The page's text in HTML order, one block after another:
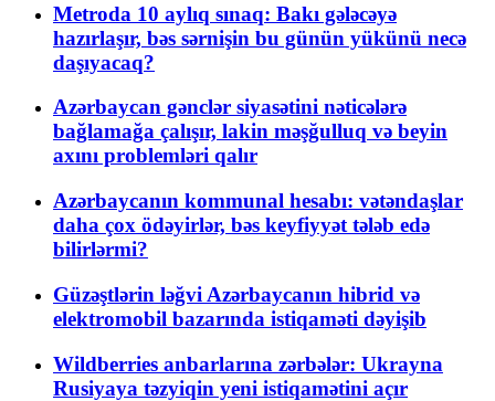
Metroda 10 aylıq sınaq: Bakı gələcəyə
hazırlaşır, bəs sərnişin bu günün yükünü necə
daşıyacaq?
Azərbaycan gənclər siyasətini nəticələrə
bağlamağa çalışır, lakin məşğulluq və beyin
axını problemləri qalır
Azərbaycanın kommunal hesabı: vətəndaşlar
daha çox ödəyirlər, bəs keyfiyyət tələb edə
bilirlərmi?
Güzəştlərin ləğvi Azərbaycanın hibrid və
elektromobil bazarında istiqaməti dəyişib
Wildberries anbarlarına zərbələr: Ukrayna
Rusiyaya təzyiqin yeni istiqamətini açır